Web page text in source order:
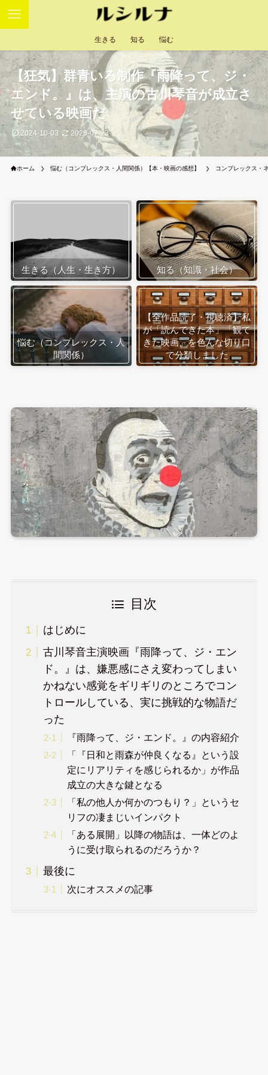
生きる 知る 悩む
【狂気】群青いろ制作『雨降って、ジ・
エンド。』は、主演の古川琴音が成立さ
せている映画だ
2024-10-03 2026-07-23
ホーム 悩む（コンプレックス・人間関係）【本・映画の感想】 コンプレックス・
生きる（人生・生き方） 知る（知識・社会）
悩む（コンプレックス・人
間関係）
【全作品読了・視聴済】私
が「読んできた本」「観て
きた映画」を色んな切り口
で分類しました
目次
はじめに
古川琴音主演映画『雨降って、ジ・エン
ド。』は、嫌悪感にさえ変わってしまい
かねない感覚をギリギリのところでコン
トロールしている、実に挑戦的な物語だ
った
『雨降って、ジ・エンド。』の内容紹介
「『日和と雨森が仲良くなる』という設
定にリアリティを感じられるか」が作品
成立の大きな鍵となる
「私の他人か何かのつもり？」というセ
リフの凄まじいインパクト
「ある展開」以降の物語は、一体どのよ
うに受け取られるのだろうか？
最後に
次にオススメの記事